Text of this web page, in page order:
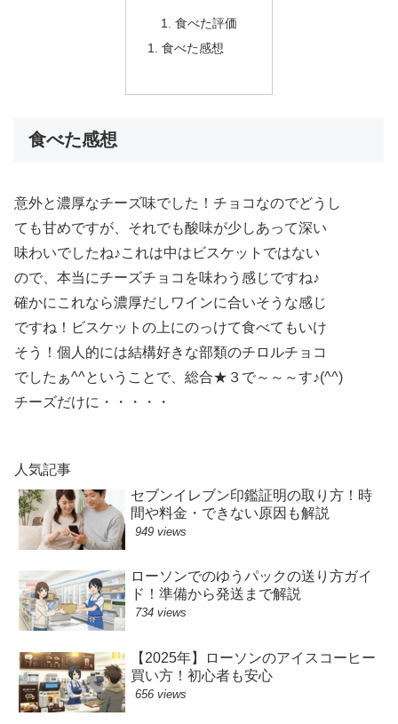
食べた評価
食べた感想
食べた感想
意外と濃厚なチーズ味でした！チョコなのでどうし
ても甘めですが、それでも酸味が少しあって深い
味わいでしたね♪これは中はビスケットではない
ので、本当にチーズチョコを味わう感じですね♪
確かにこれなら濃厚だしワインに合いそうな感じ
ですね！ビスケットの上にのっけて食べてもいけ
そう！個人的には結構好きな部類のチロルチョコ
でしたぁ^^ということで、総合★３で～～～す♪(^^)
チーズだけに・・・・・
人気記事
セブンイレブン印鑑証明の取り方！時
間や料金・できない原因も解説
949 views
ローソンでのゆうパックの送り方ガイ
ド！準備から発送まで解説
734 views
【2025年】ローソンのアイスコーヒー
買い方！初心者も安心
656 views